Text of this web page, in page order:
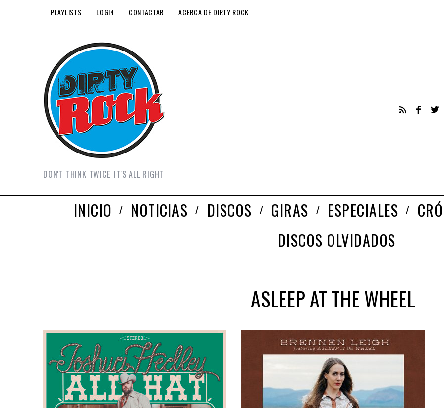
PLAYLISTS LOGIN CONTACTAR ACERCA DE DIRTY ROCK
DON'T THINK TWICE, IT'S ALL RIGHT
INICIO NOTICIAS DISCOS GIRAS ESPECIALES
DISCOS OLVIDADOS
ASLEEP AT THE WHEEL